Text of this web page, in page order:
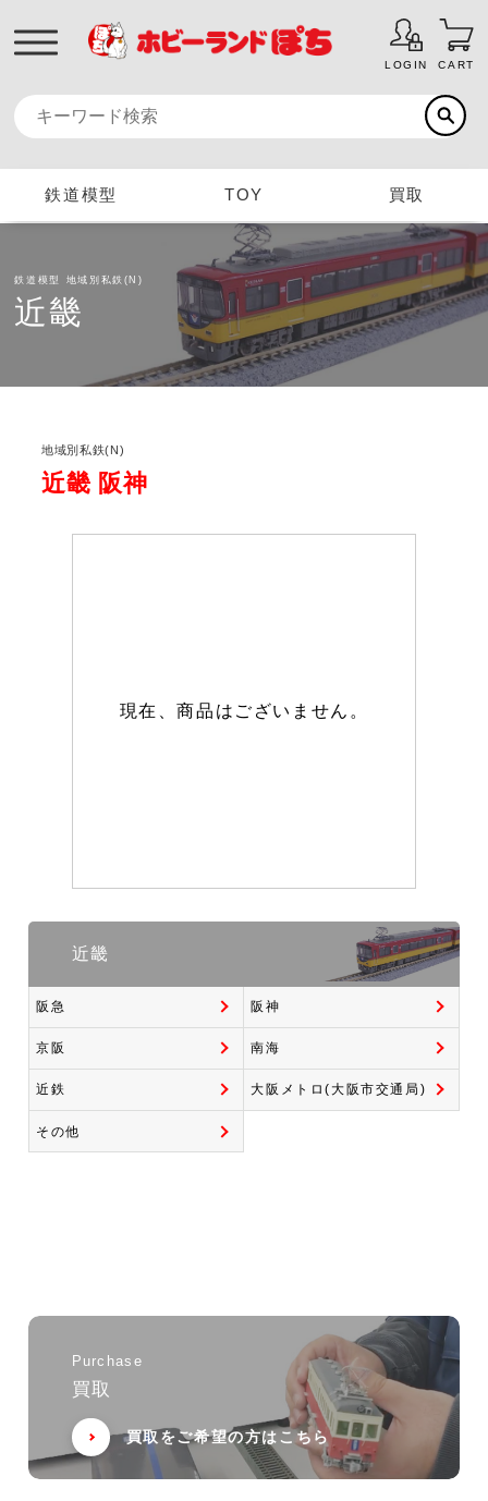
LOGIN CART
鉄道模型 TOY 買取
鉄道模型 地域別私鉄(N)
近畿
地域別私鉄(N)
近畿 阪神
現在、商品はございません。
近畿
阪急 阪神
京阪 南海
近鉄 大阪メトロ(大阪市交通局)
その他
Purchase
買取
買取をご希望の方はこちら